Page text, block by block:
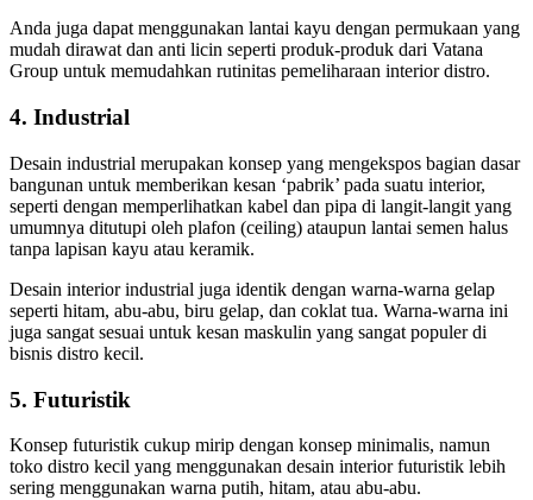
Anda juga dapat menggunakan lantai kayu dengan permukaan yang
mudah dirawat dan anti licin seperti produk-produk dari Vatana
Group untuk memudahkan rutinitas pemeliharaan interior distro.
4. Industrial
Desain industrial merupakan konsep yang mengekspos bagian dasar
bangunan untuk memberikan kesan ‘pabrik’ pada suatu interior,
seperti dengan memperlihatkan kabel dan pipa di langit-langit yang
umumnya ditutupi oleh plafon (ceiling) ataupun lantai semen halus
tanpa lapisan kayu atau keramik.
Desain interior industrial juga identik dengan warna-warna gelap
seperti hitam, abu-abu, biru gelap, dan coklat tua. Warna-warna ini
juga sangat sesuai untuk kesan maskulin yang sangat populer di
bisnis distro kecil.
5. Futuristik
Konsep futuristik cukup mirip dengan konsep minimalis, namun
toko distro kecil yang menggunakan desain interiorfuturistik lebih
sering menggunakan warna putih, hitam, atau abu-abu.